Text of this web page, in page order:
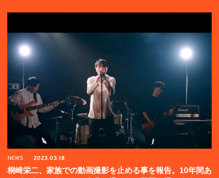
NEWS 2023.03.18
桐崎栄二、家族での動画撮影を止める事を報告。10年間あ